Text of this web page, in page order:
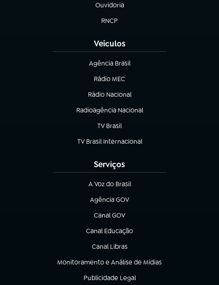
Ouvidoria
(abre em nova aba)
RNCP
(abre em nova aba)
Veículos
Agência Brasil
(abre em nova aba)
Rádio MEC
(abre em nova aba)
Rádio Nacional
Radioagência Nacional
(abre em nova aba)
TV Brasil
(abre em nova aba)
TV Brasil Internacional
(abre em nova aba)
Serviços
A Voz do Brasil
(abre em nova aba)
Agência GOV
(abre em nova aba)
Canal GOV
(abre em nova aba)
Canal Educação
(abre em nova aba)
Canal Libras
(abre em nova aba)
Monitoramento e Análise de Mídias
(abre em nova aba)
Publicidade Legal
(abre em nova aba)